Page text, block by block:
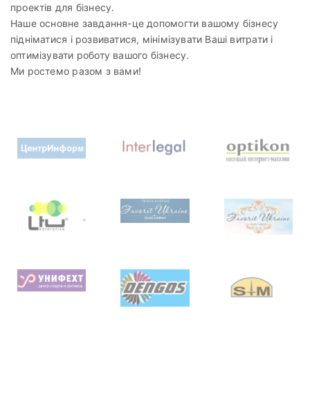
проектів для бізнесу.
Наше основне завдання-це допомогти вашому бізнесу
підніматися і розвиватися, мінімізувати Ваші витрати і
оптимізувати роботу вашого бізнесу.
Ми ростемо разом з вами!